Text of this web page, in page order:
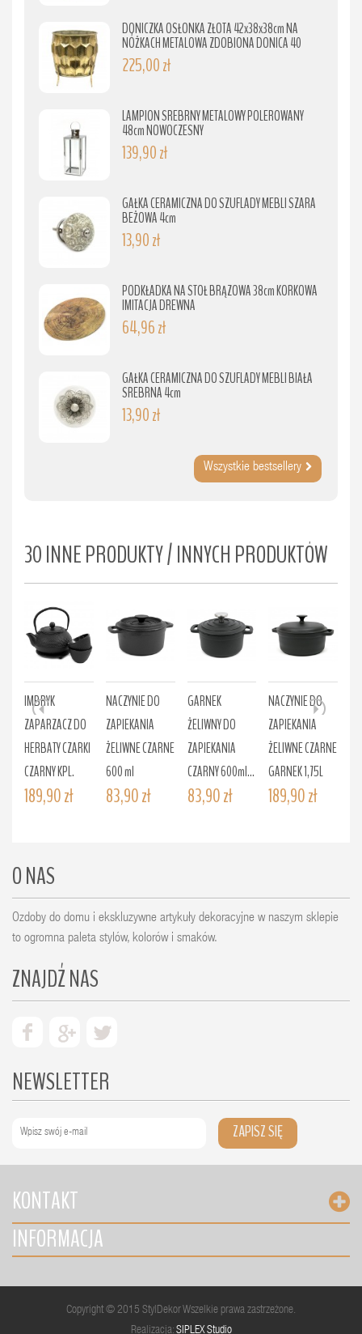
DONICZKA OSŁONKA ZŁOTA 42x38x38cm NA
NÓŻKACH METALOWA ZDOBIONA DONICA 40
225,00 zł
LAMPION SREBRNY METALOWY POLEROWANY
48cm NOWOCZESNY
139,90 zł
GAŁKA CERAMICZNA DO SZUFLADY MEBLI SZARA
BEŻOWA 4cm
13,90 zł
PODKŁADKA NA STÓŁ BRĄZOWA 38cm KORKOWA
IMITACJA DREWNA
64,96 zł
GAŁKA CERAMICZNA DO SZUFLADY MEBLI BIAŁA
SREBRNA 4cm
13,90 zł
Wszystkie bestsellery
30 INNE PRODUKTY / INNYCH PRODUKTÓW
IMBRYK
ZAPARZACZ DO
HERBATY CZARKI
CZARNY KPL.
189,90 zł
NACZYNIE DO
ZAPIEKANIA
ŻELIWNE CZARNE
600 ml
83,90 zł
GARNEK
ŻELIWNY DO
ZAPIEKANIA
CZARNY 600ml...
83,90 zł
NACZYNIE DO
ZAPIEKANIA
ŻELIWNE CZARNE
GARNEK 1,75L
189,90 zł
O NAS
Ozdoby do domu i ekskluzywne artykuły dekoracyjne w naszym sklepie
to ogromna paleta stylów, kolorów i smaków.
ZNAJDŹ NAS
NEWSLETTER
ZAPISZ SIĘ
KONTAKT
INFORMACJA
Copyright © 2015 StylDekor Wszelkie prawa zastrzeżone.
Realizacja: SIPLEX Studio